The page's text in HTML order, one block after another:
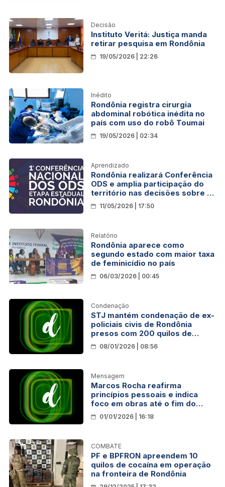
Decisão
Instituto Veritá: Justiça manda
retirar pesquisa em Rondônia
19/05/2026 | 22:26
Inédito
Rondônia registra cirurgia
abdominal robótica inédita no
país com uso do robô Toumai
19/05/2026 | 02:34
Aprendizado
Rondônia realizará Conferência
ODS e amplia participação do
território nas decisões sobre o
país11/05/2026 | 17:50
Relatório
Rondônia aparece como
segundo estado com maior taxa
de feminicídio no país
06/03/2026 | 00:45
Condenação
STJ mantém condenação de ex-
policiais civis de Rondônia
presos com 200 quilos de
droga no Mato Grosso
08/01/2026 | 08:56
Mensagem
Marcos Rocha reafirma
princípios pessoais e indica
foco em obras até o fim do
mandato em Rondônia
01/01/2026 | 16:18
COMBATE
PF e BPFRON apreendem 10
quilos de cocaína em operação
na fronteira de Rondônia